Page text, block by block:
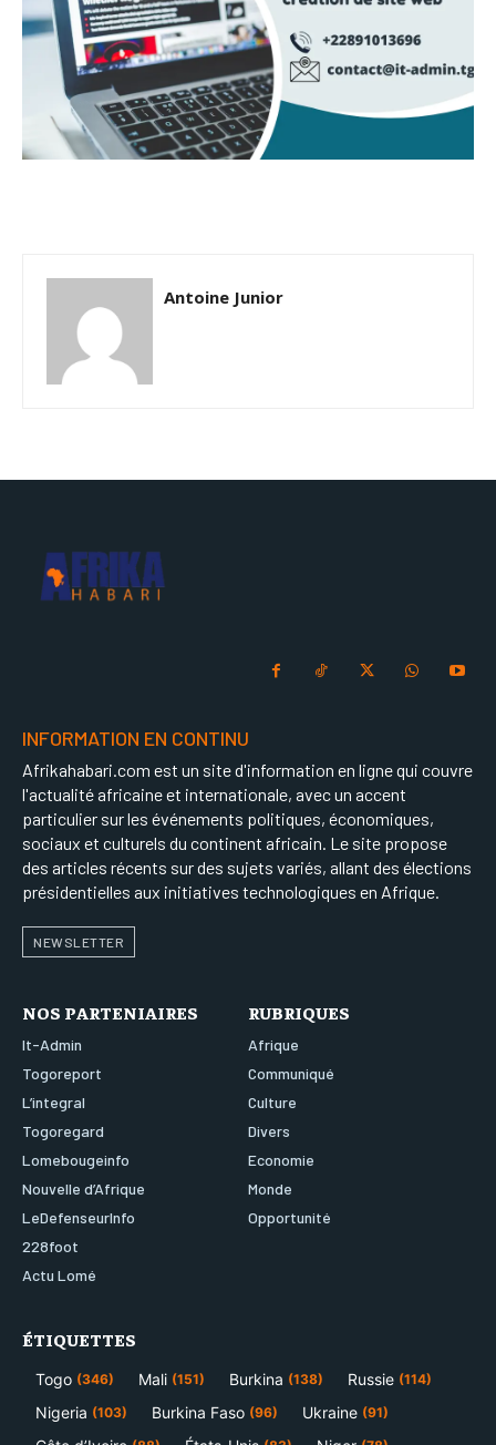
Antoine Junior
INFORMATION EN CONTINU
Afrikahabari.com est un site d'information en ligne qui couvre
l'actualité africaine et internationale, avec un accent
particulier sur les événements politiques, économiques,
sociaux et culturels du continent africain. Le site propose
des articles récents sur des sujets variés, allant des élections
présidentielles aux initiatives technologiques en Afrique.
NEWSLETTER
NOS PARTENIAIRES
It-Admin
Togoreport
L’integral
Togoregard
Lomebougeinfo
Nouvelle d’Afrique
LeDefenseurInfo
228foot
Actu Lomé
RUBRIQUES
Afrique
Communiqué
Culture
Divers
Economie
Monde
Opportunité
ÉTIQUETTES
Togo (346) Mali (151) Burkina (138) Russie (114)
Nigeria (103) Burkina Faso (96) Ukraine (91)